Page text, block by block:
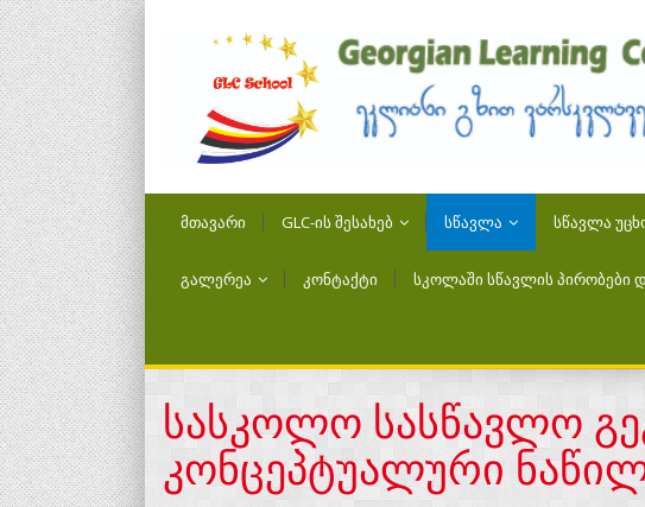
ᲛᲗᲐᲕᲐᲠᲘ GLC-ᲘᲡ ᲨᲔᲡᲐᲮᲔᲑ ᲡᲬᲐᲕᲚᲐ ᲡᲬᲐᲕᲚᲐ
ᲒᲐᲚᲔᲠᲔᲐ ᲙᲝᲜᲢᲐᲥᲢᲘ ᲡᲙᲝᲚᲐᲨᲘ ᲡᲬᲐᲕᲚᲘᲡ ᲞᲘᲠᲝᲑᲔᲑᲘ
სასკოლო სასწავლო
კონცეპტუალური